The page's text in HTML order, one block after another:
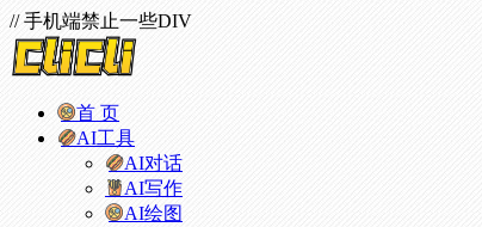
// 手机端禁止一些DIV
首 页
AI工具
AI对话
AI写作
AI绘图